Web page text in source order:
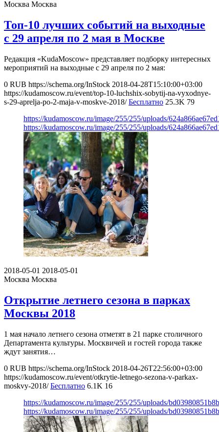
Москва Москва
Топ-10 лучших событий на выходные
с 29 апреля по 2 мая в Москве
Редакция «KudaMoscow» представляет подборку интересных
мероприятий на выходные с 29 апреля по 2 мая:
0 RUB https://schema.org/InStock 2018-04-28T15:10:00+03:00
https://kudamoscow.ru/event/top-10-luchshix-sobytij-na-vyxodnye-
s-29-aprelja-po-2-maja-v-moskve-2018/ Бесплатно 25.3K 79
https://kudamoscow.ru/image/255/255/uploads/
https://kudamoscow.ru/image/255/255/uploads/
2018-05-01 2018-05-01
Москва Москва
Открытие летнего сезона в парках
Москвы 2018
1 мая начало летнего сезона отметят в 21 парке столичного
Департамента культуры. Москвичей и гостей города также
ждут занятия…
0 RUB https://schema.org/InStock 2018-04-26T22:56:00+03:00
https://kudamoscow.ru/event/otkrytie-letnego-sezona-v-parkax-
moskvy-2018/ Бесплатно 6.1K 16
https://kudamoscow.ru/image/255/255/uploads/
https://kudamoscow.ru/image/255/255/uploads/